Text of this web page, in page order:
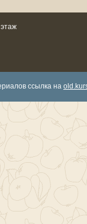
ссылка на